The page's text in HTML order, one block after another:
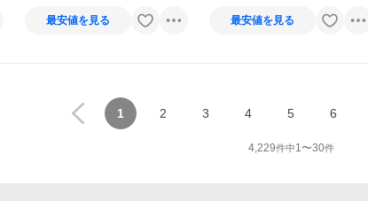
最安値を見る 最安値を見る
1 2 3 4 5 6
4,229件中1〜30件